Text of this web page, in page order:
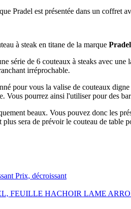
Pradel est présentée dans un
à steak en titane de la marque
série de 6 couteaux à steaks avec
irréprochable.
pour vous la valise de couteaux
Vous pourrez ainsi l'utiliser pour des
beaux. Vous pouvez donc les
sera de prévoir le couteau de table
Prix, décroissant